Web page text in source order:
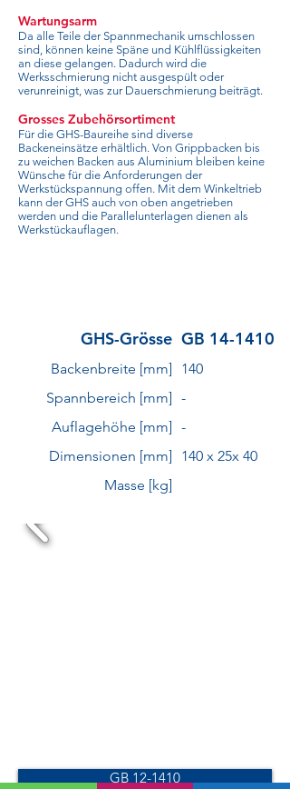
Wartungsarm
Da alle Teile der Spannmechanik umschlossen
sind, können keine Späne und Kühlflüssigkeiten
an diese gelangen. Dadurch wird die
Werksschmierung nicht ausgespült oder
verunreinigt, was zur Dauerschmierung beiträgt.
Grosses Zubehörsortiment
Für die GHS-Baureihe sind diverse
Backeneinsätze erhältlich. Von Grippbacken bis
zu weichen Backen aus Aluminium bleiben keine
Wünsche für die Anforderungen der
Werkstückspannung offen. Mit dem Winkeltrieb
kann der GHS auch von oben angetrieben
werden und die Parallelunterlagen dienen als
Werkstückauflagen.
GHS-Grösse GB 14-1410
Backenbreite [mm]
140
Spannbereich [mm] -
Auflagehöhe [mm] -
Dimensionen [mm]
140 x 25x 40
Masse [kg]
GB 12-1410